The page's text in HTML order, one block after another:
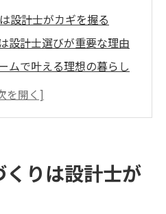
設計士がカギを握る
設計士選びが重要な理由
ムで叶える理想の暮らし
リフォームの秘訣
ムを成功させる設計士の
りは設計士が